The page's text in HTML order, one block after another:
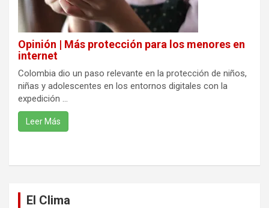
Opinión | Más protección para los menores en
internet
Colombia dio un paso relevante en la protección de niños,
niñas y adolescentes en los entornos digitales con la
expedición ...
Leer Más
El Clima